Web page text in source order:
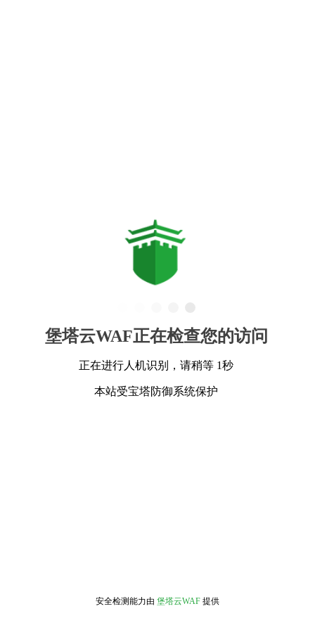
堡塔云WAF正在检查您的访问
正在进行人机识别，请稍等 1秒
本站受宝塔防御系统保护
安全检测能力由 堡塔云WAF 提供